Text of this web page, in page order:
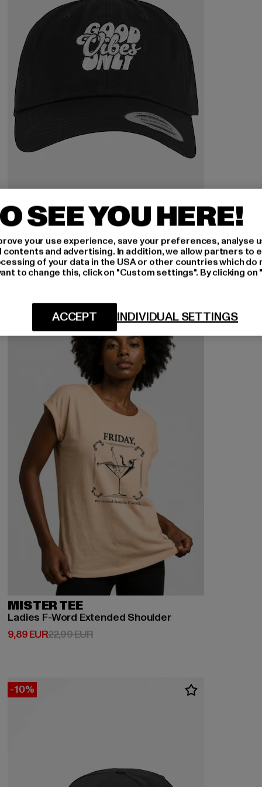
MISTER TEE
Good Vibes Only
18,99 EUR
Derzeitiger Preis: 18,99 EUR
MISTER TEE
Ladies F-Word Extended Shoulder
9,89 EUR
Derzeitiger Preis: 9,89 EUR
22,99 EURAktionspreis: 22,99 EUR
-10%
SEE YOU HERE!
your use experience, save your preferences, analyse
and advertising. In addition, we allow partners to
of your data in the USA or other countries which do
to change this, click on "Custom settings". By clicking
INDIVIDUAL SETTINGS
ACCEPT